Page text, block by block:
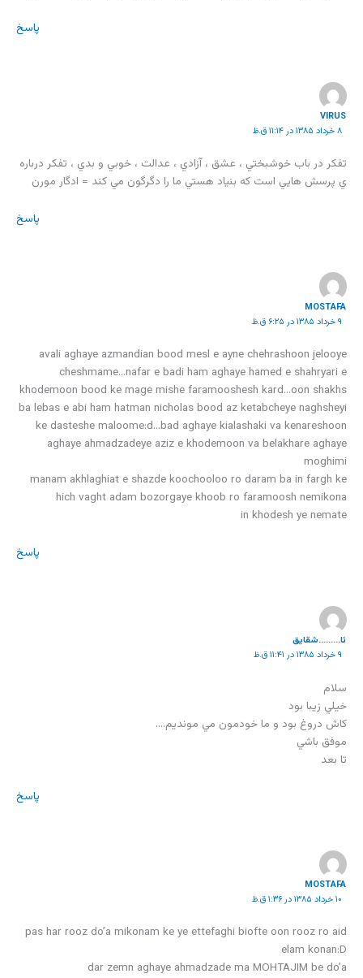
پاسخ
VIRUS
۸ خرداد ۱۳۸۵ در ۱۱:۱۴ ق.ظ
تفکر در باب خوشبختي ، عشق ، آزادي ، عدالت ، خوبي و بدي ، تفکر درباره
ي پرسش هايي است که بنياد هستي ما را دگرگون مي کند = ادگار مورن
پاسخ
MOSTAFA
۹ خرداد ۱۳۸۵ در ۶:۲۵ ق.ظ
avali aghaye azmandian bood mesl e ayne chehrashoon jelooye
cheshmame…nafar e badi ham aghaye hamed e shahryari e
khodemoon bood ke mage mishe faramooshesh kard…oon shakhs
ba lebas e abi ham hatman nicholas bood az ketabcheye naghsheyi
ke dasteshe maloome:d…bad aghaye kialashaki va kenareshoon
aghaye ahmadzadeye aziz e khodemoon va belakhare aghaye
moghimi
manam akhlaghiat e shazde koochooloo ro daram ba in fargh ke
hich vaght adam bozorgaye khoob ro faramoosh nemikona
in khodesh ye nemate
پاسخ
تا.........شقایق
۹ خرداد ۱۳۸۵ در ۱۱:۴۱ ق.ظ
سلام
خيلي زيبا بود
کاش دروغ بود و ما خودمون مي مونديم….
موفق باشي
تا بعد
پاسخ
MOSTAFA
۱۰ خرداد ۱۳۸۵ در ۱:۳۶ ق.ظ
pas har rooz do’a mikonam ke ye ettefaghi biofte oon rooz ro aid
elam konan:D
dar zemn aghaye ahmadzade ma MOHTAJIM be do’a